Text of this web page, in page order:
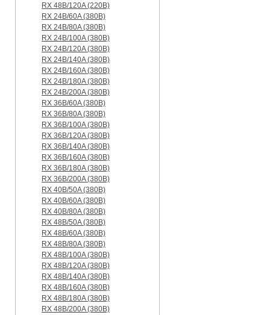
RX 48B/120A (220B)
RX 24B/60A (380B)
RX 24B/80A (380B)
RX 24B/100A (380B)
RX 24B/120A (380B)
RX 24B/140A (380B)
RX 24B/160A (380B)
RX 24B/180A (380B)
RX 24B/200A (380B)
RX 36B/60A (380B)
RX 36B/80A (380B)
RX 36B/100A (380B)
RX 36B/120A (380B)
RX 36B/140A (380B)
RX 36B/160A (380B)
RX 36B/180A (380B)
RX 36B/200A (380B)
RX 40B/50A (380B)
RX 40B/60A (380B)
RX 40B/80A (380B)
RX 48B/50A (380B)
RX 48B/60A (380B)
RX 48B/80A (380B)
RX 48B/100A (380B)
RX 48B/120A (380B)
RX 48B/140A (380B)
RX 48B/160A (380B)
RX 48B/180A (380B)
RX 48B/200A (380B)